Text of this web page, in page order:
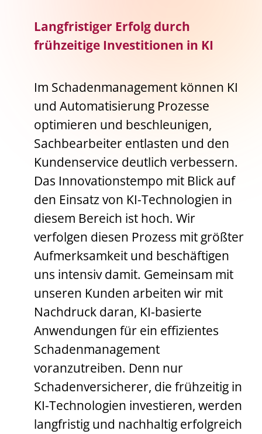
Langfristiger Erfolg durch
frühzeitige Investitionen in KI
Im Schadenmanagement können KI
und Automatisierung Prozesse
optimieren und beschleunigen,
Sachbearbeiter entlasten und den
Kundenservice deutlich verbessern.
Das Innovationstempo mit Blick auf
den Einsatz von KI-Technologien in
diesem Bereich ist hoch. Wir
verfolgen diesen Prozess mit größter
Aufmerksamkeit und beschäftigen
uns intensiv damit. Gemeinsam mit
unseren Kunden arbeiten wir mit
Nachdruck daran, KI-basierte
Anwendungen für ein effizientes
Schadenmanagement
voranzutreiben. Denn nur
Schadenversicherer, die frühzeitig in
KI-Technologien investieren, werden
langfristig und nachhaltig erfolgreich